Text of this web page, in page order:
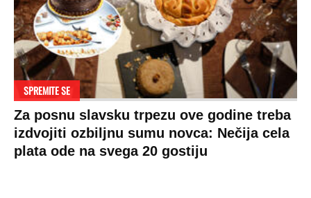
SPREMITE SE
Za posnu slavsku trpezu ove godine treba
izdvojiti ozbiljnu sumu novca: Nečija cela
plata ode na svega 20 gostiju